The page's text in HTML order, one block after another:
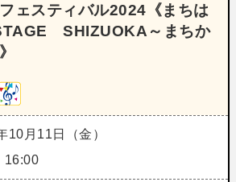
ェスティバル2024《まちは
SHIZUOKA～まちか
10月11日（金）
16:00